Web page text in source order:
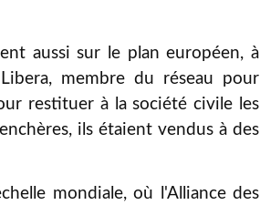
aussi sur le plan européen, à
membre du réseau pour
restituer à la société civile les
ils étaient vendus à des
mondiale, où l'Alliance des